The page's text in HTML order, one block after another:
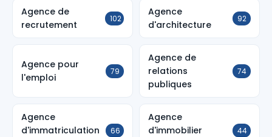
Agence de
recrutement
102
Agence
d'architecture
92
Agence pour
l'emploi
79
Agence de
relations
publiques
74
Agence
d'immatriculation
66
Agence
d'immobilier
44